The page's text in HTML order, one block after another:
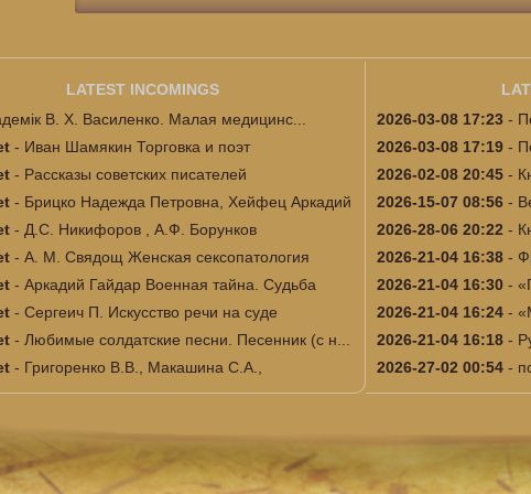
LATEST INCOMINGS
В. Х. Василенко. Малая медицинс...
- Иван Шамякин Торговка и поэт
- Рассказы советских писателей
- Брицко Надежда Петровна, Хейфец Аркадий
- Д.С. Никифоров , А.Ф. Борунков
-А. М. Свядощ Женская сексопатология
-Аркадий Гайдар Военная тайна. Судьба
-Сергеич П. Искусство речи на суде
- Любимые солдатские песни. Песенник (с н...
- Григоренко В.В., Макашина С.А.,
2026-03-08 17:23-
2026-03-08 17:19-
2026-02-08 20:45-
2026-15-07 08:56-
2026-28-06 20:22 -
2026-21-04 16:38-
2026-21-04 16:30-
2026-21-04 16:24-
2026-21-04 16:18-
2026-27-02 00:54-